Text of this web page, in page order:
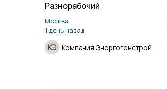
Разнорабочий
Москва
1 день назад
Компания Энергогенстрой